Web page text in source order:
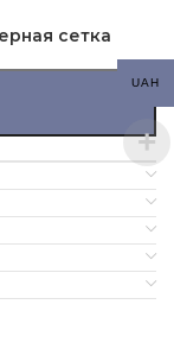
сетка
UAH